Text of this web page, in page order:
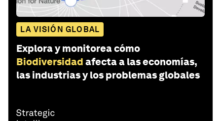
LA VISIÓN GLOBAL
Explora y monitorea cómo
Biodiversidad afecta a las economías,
las industrias y los problemas globales